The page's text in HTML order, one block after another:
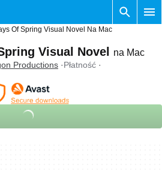
Of Spring Visual Novel Na Mac
Visual Novel na Mac
Productions
Płatność